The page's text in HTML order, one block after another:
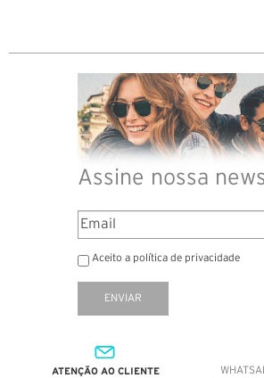
Assine nossa
Aceito a política de privacidade
ENVIAR
ATENÇÃO AO CLIENTE